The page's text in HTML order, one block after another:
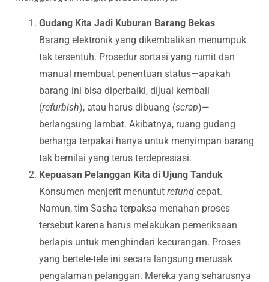
Gudang Kita Jadi Kuburan Barang Bekas
Barang elektronik yang dikembalikan menumpuk
tak tersentuh. Prosedur sortasi yang rumit dan
manual membuat penentuan status—apakah
barang ini bisa diperbaiki, dijual kembali
(refurbish), atau harus dibuang (scrap)—
berlangsung lambat. Akibatnya, ruang gudang
berharga terpakai hanya untuk menyimpan barang
tak bernilai yang terus terdepresiasi.
Kepuasan Pelanggan Kita di Ujung Tanduk
Konsumen menjerit menuntut refund cepat.
Namun, tim Sasha terpaksa menahan proses
tersebut karena harus melakukan pemeriksaan
berlapis untuk menghindari kecurangan. Proses
yang bertele-tele ini secara langsung merusak
pengalaman pelanggan. Mereka yang seharusnya